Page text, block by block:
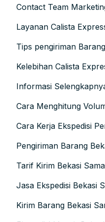
Contact Team
Layanan Calista
Tips pengiriman
Kelebihan Calista
Informasi
Cara Menghitung
Cara Kerja Ekspedisi
Pengiriman Barang
Tarif Kirim Bekasi
Jasa Ekspedisi Bekasi
Kirim Barang Bekasi